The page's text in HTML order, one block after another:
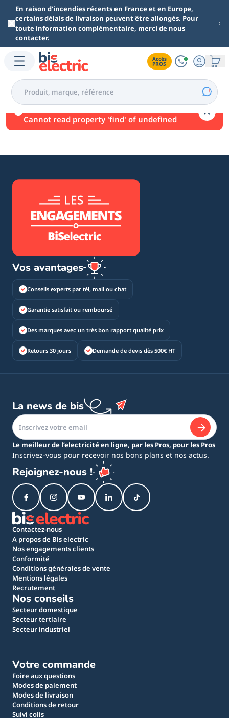
Aller au contenu principal
En raison d'incendies récents en France et en Europe,
certains délais de livraison peuvent être allongés. Pour
toute information complémentaire, merci de nous
contacter.
Accès
PROS
Une erreur est survenue.
Cannot read property 'find' of undefined
Vos avantages
Conseils experts par tél, mail ou chat
Garantie satisfait ou remboursé
Des marques avec un très bon rapport qualité prix
Retours 30 jours Demande de devis dès 500€ HT
La news de bis
Le meilleur de l’electricité en ligne, par les Pros, pour les Pros
Inscrivez-vous pour recevoir nos bons plans et nos actus.
Rejoignez-nous !
Contactez-nous
A propos de Bis electric
Nos engagements clients
Conformité
Conditions générales de vente
Mentions légales
Recrutement
Nos conseils
Secteur domestique
Secteur tertiaire
Secteur industriel
Votre commande
Foire aux questions
Modes de paiement
Modes de livraison
Conditions de retour
Suivi colis